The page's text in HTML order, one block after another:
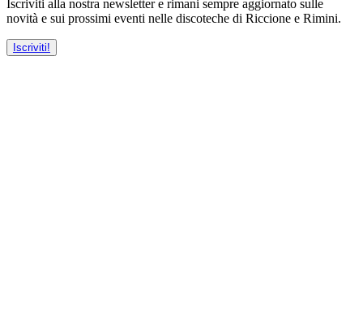
Iscriviti alla nostra newsletter e rimani sempre aggiornato sulle
novità e sui prossimi eventi nelle discoteche di Riccione e Rimini.
Iscriviti!